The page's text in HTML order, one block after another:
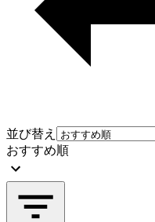
並び替え
おすすめ順